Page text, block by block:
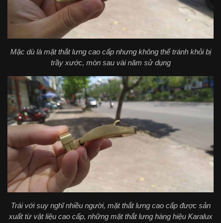
Mặc dù là mặt thắt lưng cao cấp nhưng không thể tránh khỏi bị
trầy xước, mòn sau vài năm sử dụng
Trái với suy nghĩ nhiều người, mặt thắt lưng cao cấp được sản
xuất từ vật liệu cao cấp, những mặt thắt lưng hàng hiệu Karalux